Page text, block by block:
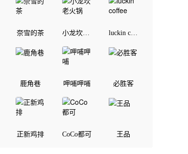
奈雪的茶 小龙坎老火锅 luckin coffee
鹿角巷 呷哺呷哺 必胜客
正新鸡排 CoCo都可 王品